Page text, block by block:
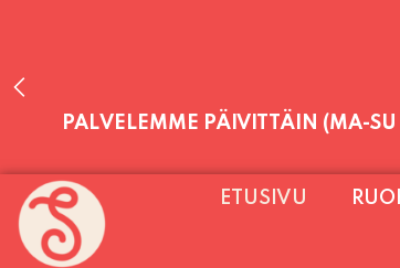
PALVELEMME PÄIVITTÄIN (MA-
ETUSIVU